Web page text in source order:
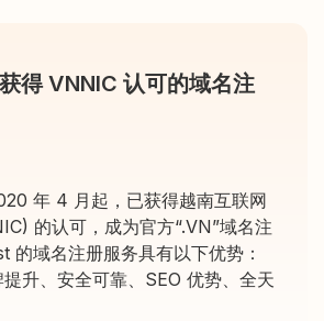
得 VNNIC 认可的域名注
年 4 月起，已获得越南互联网
的认可，成为官方“.VN”域名注
的域名注册服务具有以下优势：
升、安全可靠、SEO 优势、全天